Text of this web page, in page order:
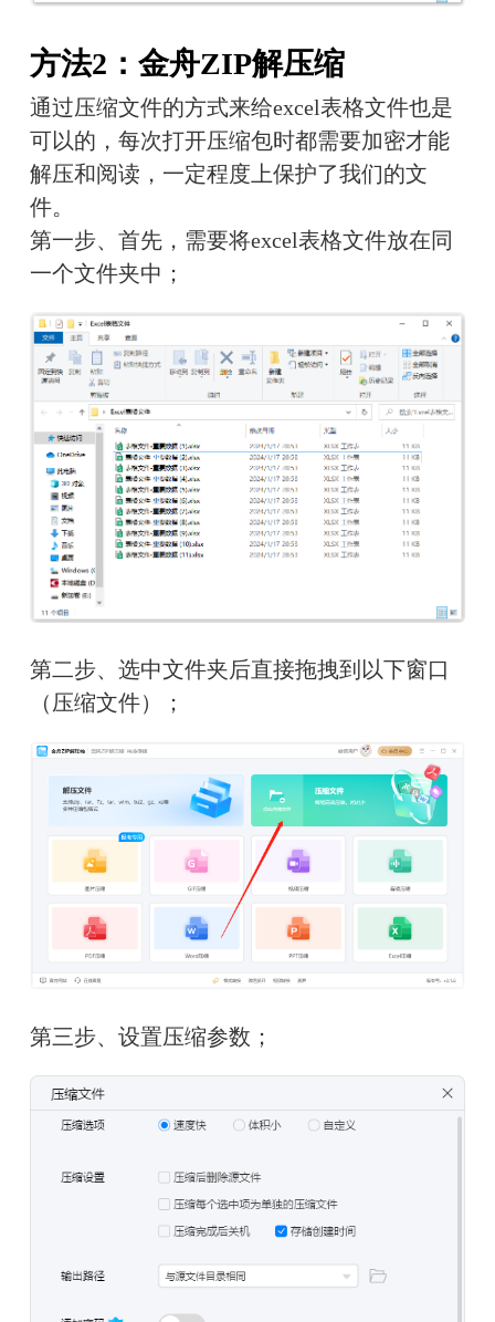
方法2：金舟ZIP解压缩
通过压缩文件的方式来给excel表格文件也是
可以的，每次打开压缩包时都需要加密才能
解压和阅读，一定程度上保护了我们的文
件。
第一步、首先，需要将excel表格文件放在同
一个文件夹中；
第二步、选中文件夹后直接拖拽到以下窗口
（压缩文件）；
第三步、设置压缩参数；